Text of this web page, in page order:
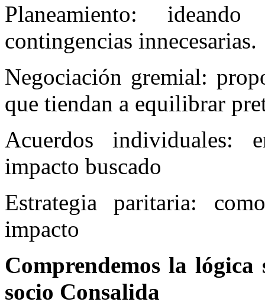
Planeamiento:
contingencias innecesarias.
Negociación gremial:
que tiendan a equilibrar
Acuerdos individuales:
impacto buscado
Estrategia paritaria:
impacto
Comprendemos la lógica
socio Consalida